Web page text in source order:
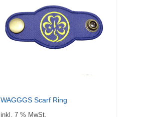
WAGGGS Scarf Ring
inkl. 7 % MwSt.